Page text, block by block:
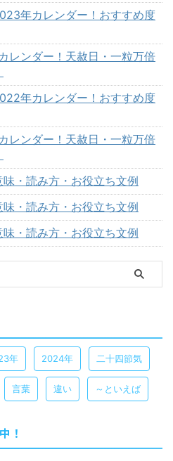
年カレンダー！おすすめ度
レンダー！天赦日・一粒万倍
年カレンダー！おすすめ度
レンダー！天赦日・一粒万倍
・読み方・お役立ち文例
・読み方・お役立ち文例
・読み方・お役立ち文例
年 2024年 二十四節気
言葉 違い ～といえば
！